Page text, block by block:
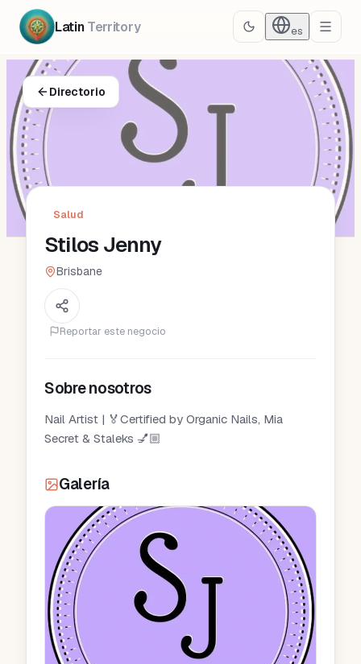
Latin Territory es
Directorio
Salud
Stilos Jenny
Brisbane
Reportar este negocio
Sobre nosotros
Nail Artist | 🏅Certified by Organic Nails, Mia
Secret & Staleks 💅🏼
Galería